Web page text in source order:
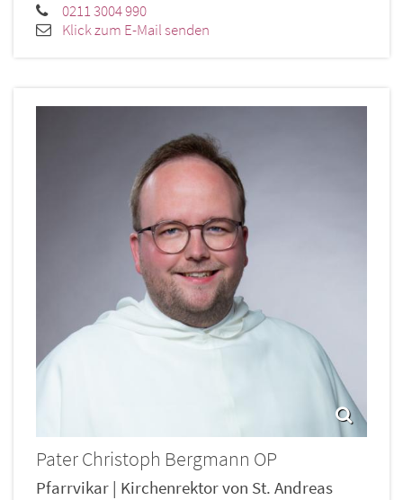
0211 3004 990
Klick zum E-Mail senden
PaterChristoph Bergmann OP
Pfarrvikar | Kirchenrektor von St. Andreas